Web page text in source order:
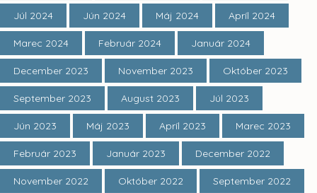
Júl 2024 Jún 2024 Máj 2024 Apríl 2024
Marec 2024 Február 2024 Január 2024
December 2023 November 2023 Október 2023
September 2023 August 2023 Júl 2023
Jún 2023 Máj 2023 Apríl 2023 Marec 2023
Február 2023 Január 2023 December 2022
November 2022 Október 2022 September 2022